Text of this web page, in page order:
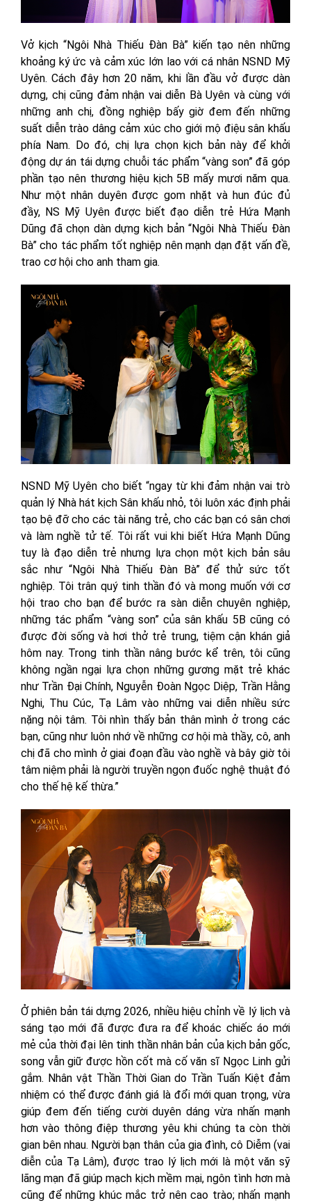
Vở kịch “Ngôi Nhà Thiếu Đàn Bà” kiến tạo nên những
khoảng ký ức và cảm xúc lớn lao với cá nhân NSND Mỹ
Uyên. Cách đây hơn 20 năm, khi lần đầu vở được dàn
dựng, chị cũng đảm nhận vai diễn Bà Uyên và cùng với
những anh chị, đồng nghiệp bấy giờ đem đến những
suất diễn trào dâng cảm xúc cho giới mộ điệu sân khấu
phía Nam. Do đó, chị lựa chọn kịch bản này để khởi
động dự án tái dựng chuỗi tác phẩm “vàng son” đã góp
phần tạo nên thương hiệu kịch 5B mấy mươi năm qua.
Như một nhân duyên được gom nhặt và hun đúc đủ
đầy, NS Mỹ Uyên được biết đạo diễn trẻ Hứa Mạnh
Dũng đã chọn dàn dựng kịch bản “Ngôi Nhà Thiếu Đàn
Bà” cho tác phẩm tốt nghiệp nên mạnh dạn đặt vấn đề,
trao cơ hội cho anh tham gia.
NSND Mỹ Uyên cho biết “ngay từ khi đảm nhận vai trò
quản lý Nhà hát kịch Sân khấu nhỏ, tôi luôn xác định phải
tạo bệ đỡ cho các tài năng trẻ, cho các bạn có sân chơi
và làm nghề tử tế. Tôi rất vui khi biết Hứa Mạnh Dũng
tuy là đạo diễn trẻ nhưng lựa chọn một kịch bản sâu
sắc như “Ngôi Nhà Thiếu Đàn Bà” để thử sức tốt
nghiệp. Tôi trân quý tinh thần đó và mong muốn với cơ
hội trao cho bạn để bước ra sàn diễn chuyên nghiệp,
những tác phẩm “vàng son” của sân khấu 5B cũng có
được đời sống và hơi thở trẻ trung, tiệm cận khán giả
hôm nay. Trong tinh thần nâng bước kể trên, tôi cũng
không ngần ngại lựa chọn những gương mặt trẻ khác
như Trần Đại Chính, Nguyễn Đoàn Ngọc Diệp, Trần Hằng
Nghi, Thu Cúc, Tạ Lâm vào những vai diễn nhiều sức
nặng nội tâm. Tôi nhìn thấy bản thân mình ở trong các
bạn, cũng như luôn nhớ về những cơ hội mà thầy, cô, anh
chị đã cho mình ở giai đoạn đầu vào nghề và bây giờ tôi
tâm niệm phải là người truyền ngọn đuốc nghệ thuật đó
cho thế hệ kế thừa.”
Ở phiên bản tái dựng 2026, nhiều hiệu chỉnh về lý lịch và
sáng tạo mới đã được đưa ra để khoác chiếc áo mới
mẻ của thời đại lên tinh thần nhân bản của kịch bản gốc,
song vẫn giữ được hồn cốt mà cố văn sĩ Ngọc Linh gửi
gắm. Nhân vật Thần Thời Gian do Trần Tuấn Kiệt đảm
nhiệm có thể được đánh giá là đổi mới quan trọng, vừa
giúp đem đến tiếng cười duyên dáng vừa nhấn mạnh
hơn vào thông điệp thương yêu khi chúng ta còn thời
gian bên nhau. Người bạn thân của gia đình, cô Diễm (vai
diễn của Tạ Lâm), được trao lý lịch mới là một văn sỹ
lãng mạn đã giúp mạch kịch mềm mại, ngôn tình hơn mà
cũng để những khúc mắc trở nên cao trào; nhấn mạnh